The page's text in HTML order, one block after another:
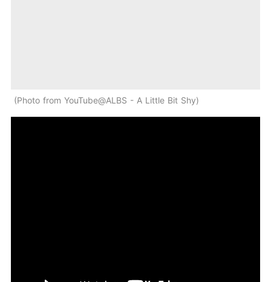
Photo from YouTube@ALBS - A Little Bit Shy